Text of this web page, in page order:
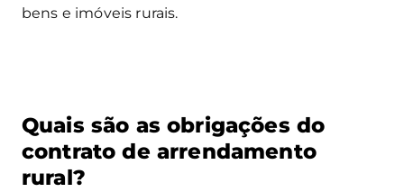
bens e imóveis rurais.
Quais são as obrigações do
contrato de arrendamento
rural?